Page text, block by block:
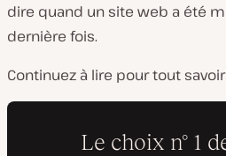
dire quand un site web a été
dernière fois.
Continuez à lire pour tout